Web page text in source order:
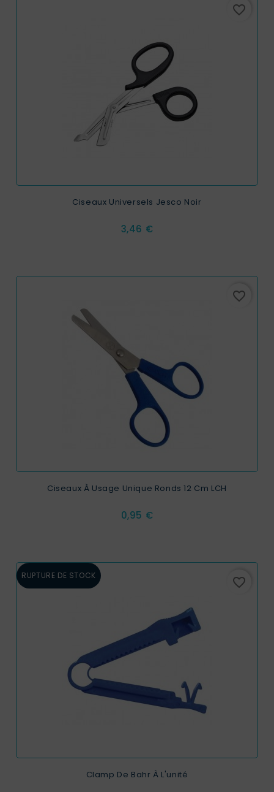
favorite_border
Ciseaux Universels Jesco Noir
Prix
3,46 €
favorite_border
Ciseaux À Usage Unique Ronds 12 Cm LCH
Prix
0,95 €
RUPTURE DE STOCK favorite_border
Clamp De Bahr À L'unité